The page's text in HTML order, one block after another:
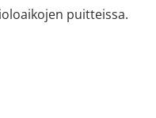
puitteissa.